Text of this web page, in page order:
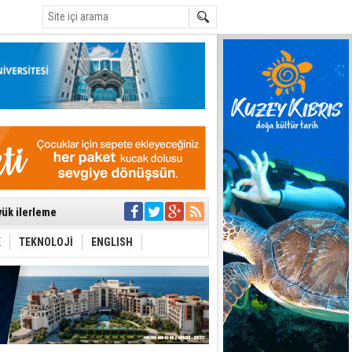
aday
ilerleme
etmiyor
hesabı
nerede?
TEKNOLOJİ ENGLISH